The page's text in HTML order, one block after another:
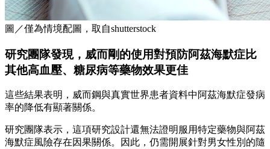
圖／僅為情境配圖，取自shutterstock
研究團隊發現，威而剛的使用對預防阿茲海默症比
其他高血壓、糖尿病等藥物效果更佳
這些結果表明，威而鋼與真實世界患者資料中阿茲海默症發病
率的降低有顯著關係。
研究團隊表示，這項研究設計還無法證明服用特定藥物與阿茲
海默症風險存在因果關係。因此，仍需開展針對男女性別的隨